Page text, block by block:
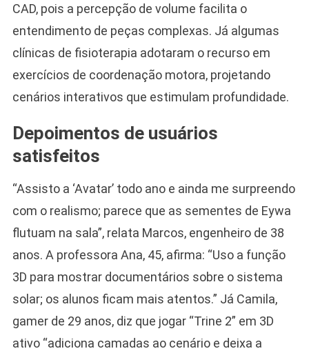
CAD, pois a percepção de volume facilita o
entendimento de peças complexas. Já algumas
clínicas de fisioterapia adotaram o recurso em
exercícios de coordenação motora, projetando
cenários interativos que estimulam profundidade.
Depoimentos de usuários
satisfeitos
“Assisto a ‘Avatar’ todo ano e ainda me surpreendo
com o realismo; parece que as sementes de Eywa
flutuam na sala”, relata Marcos, engenheiro de 38
anos. A professora Ana, 45, afirma: “Uso a função
3D para mostrar documentários sobre o sistema
solar; os alunos ficam mais atentos.” Já Camila,
gamer de 29 anos, diz que jogar “Trine 2” em 3D
ativo “adiciona camadas ao cenário e deixa a